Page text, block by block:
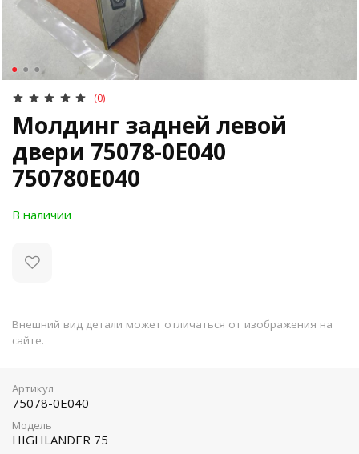
(0)
Молдинг задней левой
двери 75078-0E040
750780E040
В наличии
Внешний вид детали может отличаться от изображения на
сайте.
Артикул
75078-0E040
Модель
HIGHLANDER 75